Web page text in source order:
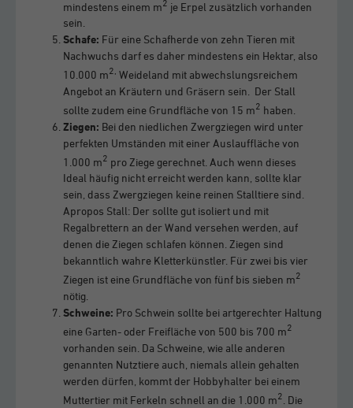
mindestens einem m2 je Erpel zusätzlich vorhanden
sein.
Schafe: Für eine Schafherde von zehn Tieren mit
Nachwuchs darf es daher mindestens ein Hektar, also
10.000 m2, Weideland mit abwechslungsreichem
Angebot an Kräutern und Gräsern sein. Der Stall
sollte zudem eine Grundfläche von 15 m2 haben.
Ziegen: Bei den niedlichen Zwergziegen wird unter
perfekten Umständen mit einer Auslauffläche von
1.000 m2 pro Ziege gerechnet. Auch wenn dieses
Ideal häufig nicht erreicht werden kann, sollte klar
sein, dass Zwergziegen keine reinen Stalltiere sind.
Apropos Stall: Der sollte gut isoliert und mit
Regalbrettern an der Wand versehen werden, auf
denen die Ziegen schlafen können. Ziegen sind
bekanntlich wahre Kletterkünstler. Für zwei bis vier
Ziegen ist eine Grundfläche von fünf bis sieben m2
nötig.
Schweine: Pro Schwein sollte bei artgerechter Haltung
eine Garten- oder Freifläche von 500 bis 700 m2
vorhanden sein. Da Schweine, wie alle anderen
genannten Nutztiere auch, niemals allein gehalten
werden dürfen, kommt der Hobbyhalter bei einem
Muttertier mit Ferkeln schnell an die 1.000 m2 . Die